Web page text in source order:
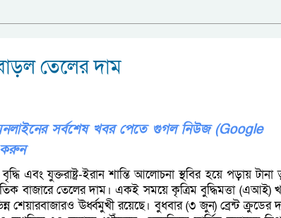
তেলের দাম
অনলাইনের সর্বশেষ খবর পেতে গুগল নিউজ (Google
এবং যুক্তরাষ্ট্র-ইরান শান্তি আলোচনা স্থবির হয়ে পড়ায় টানা
বাজারে তেলের দাম। একই সময়ে কৃত্রিম বুদ্ধিমত্তা (এআই)
শেয়ারবাজারও ঊর্ধ্বমুখী রয়েছে। বুধবার (৩ জুন) ব্রেন্ট ক্রুডের